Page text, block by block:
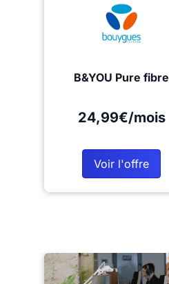
B&YOU Pure fibre
24,99€/mois
Voir l'offre